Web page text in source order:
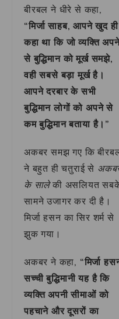
बीरबल ने धीरे से कहा,
“मिर्जा साहब, आपने खुद ही
कहा था कि जो व्यक्ति
से बुद्धिमान को मूर्ख समझे,
वही सबसे बड़ा मूर्ख है।
आपने दरबार के सभी
बुद्धिमान लोगों को अपने से
कम बुद्धिमान बताया है।”
अकबर समझ गए कि
ने बहुत ही चतुराई से
के सालेकी असलियत
सामने उजागर कर दी है।
मिर्जा हसन का सिर शर्म से
झुक गया।
अकबर ने कहा, “मिर्जा
सच्ची बुद्धिमानी यह है कि
व्यक्ति अपनी सीमाओं को
पहचाने और दूसरों का